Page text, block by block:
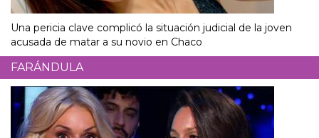
Una pericia clave complicó la situación judicial de la joven
acusada de matar a su novio en Chaco
FARÁNDULA